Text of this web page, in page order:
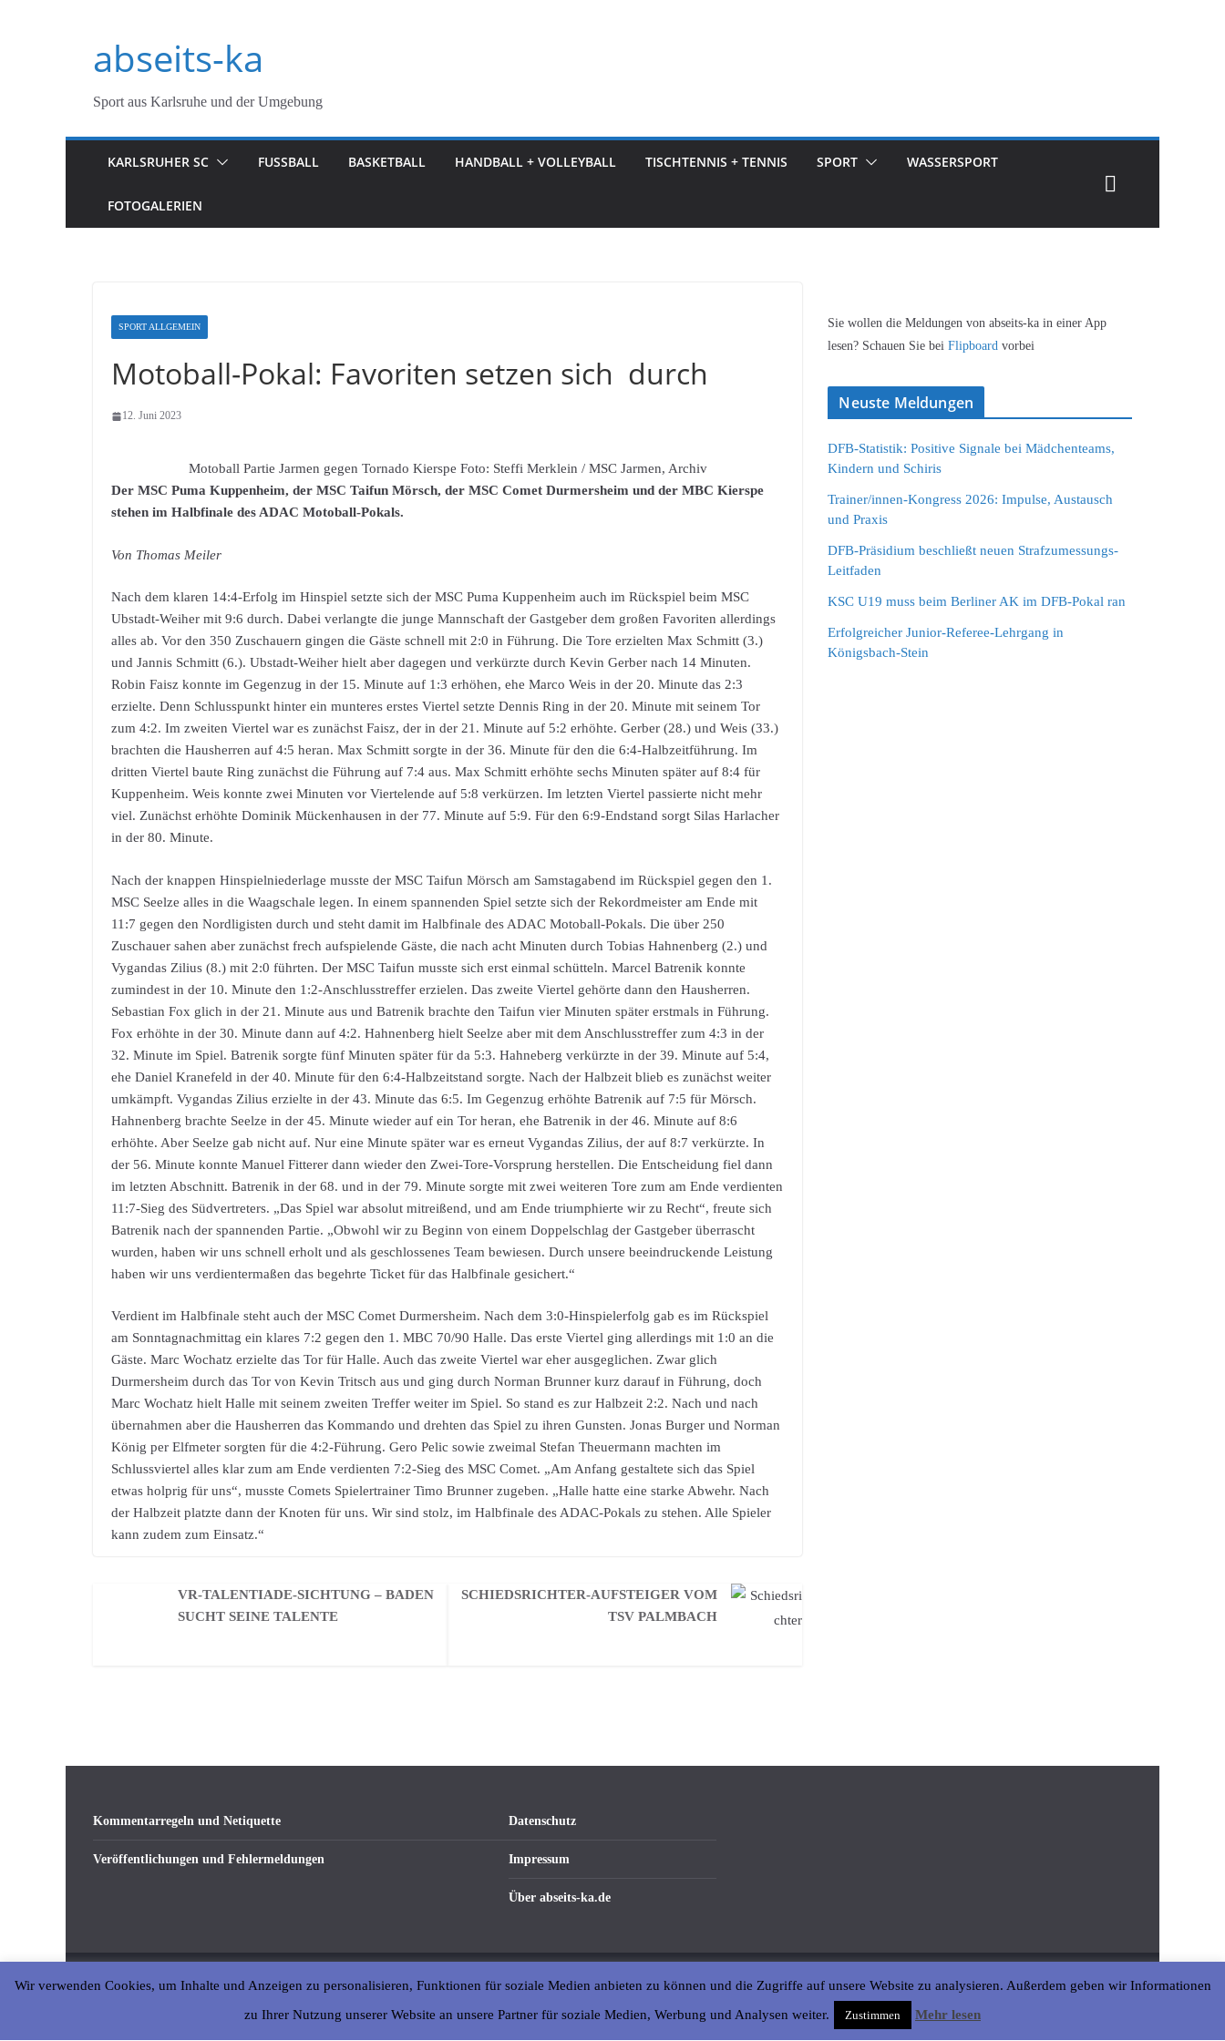
springenabseits-ka
Sport aus Karlsruhe und der Umgebung
KARLSRUHER SC FUSSBALL BASKETBALL HANDBALL + VOLLEYBALL TISCHTENNIS + TENNIS SPORT WASSERSPORT
FOTOGALERIEN
SPORT ALLGEMEIN
Motoball-Pokal: Favoriten setzen sich durch
12. Juni 2023
Motoball Partie Jarmen gegen Tornado Kierspe Foto: Steffi Merklein / MSC Jarmen, Archiv
Der MSC Puma Kuppenheim, der MSC Taifun Mörsch, der MSC Comet Durmersheim und der MBC Kierspe
stehen im Halbfinale des ADAC Motoball-Pokals.
Von Thomas Meiler
Nach dem klaren 14:4-Erfolg im Hinspiel setzte sich der MSC Puma Kuppenheim auch im Rückspiel beim MSC
Ubstadt-Weiher mit 9:6 durch. Dabei verlangte die junge Mannschaft der Gastgeber dem großen Favoriten allerdings
alles ab. Vor den 350 Zuschauern gingen die Gäste schnell mit 2:0 in Führung. Die Tore erzielten Max Schmitt (3.)
und Jannis Schmitt (6.). Ubstadt-Weiher hielt aber dagegen und verkürzte durch Kevin Gerber nach 14 Minuten.
Robin Faisz konnte im Gegenzug in der 15. Minute auf 1:3 erhöhen, ehe Marco Weis in der 20. Minute das 2:3
erzielte. Denn Schlusspunkt hinter ein munteres erstes Viertel setzte Dennis Ring in der 20. Minute mit seinem Tor
zum 4:2. Im zweiten Viertel war es zunächst Faisz, der in der 21. Minute auf 5:2 erhöhte. Gerber (28.) und Weis (33.)
brachten die Hausherren auf 4:5 heran. Max Schmitt sorgte in der 36. Minute für den die 6:4-Halbzeitführung. Im
dritten Viertel baute Ring zunächst die Führung auf 7:4 aus. Max Schmitt erhöhte sechs Minuten später auf 8:4 für
Kuppenheim. Weis konnte zwei Minuten vor Viertelende auf 5:8 verkürzen. Im letzten Viertel passierte nicht mehr
viel. Zunächst erhöhte Dominik Mückenhausen in der 77. Minute auf 5:9. Für den 6:9-Endstand sorgt Silas Harlacher
in der 80. Minute.
Nach der knappen Hinspielniederlage musste der MSC Taifun Mörsch am Samstagabend im Rückspiel gegen den 1.
MSC Seelze alles in die Waagschale legen. In einem spannenden Spiel setzte sich der Rekordmeister am Ende mit
11:7 gegen den Nordligisten durch und steht damit im Halbfinale des ADAC Motoball-Pokals. Die über 250
Zuschauer sahen aber zunächst frech aufspielende Gäste, die nach acht Minuten durch Tobias Hahnenberg (2.) und
Vygandas Zilius (8.) mit 2:0 führten. Der MSC Taifun musste sich erst einmal schütteln. Marcel Batrenik konnte
zumindest in der 10. Minute den 1:2-Anschlusstreffer erzielen. Das zweite Viertel gehörte dann den Hausherren.
Sebastian Fox glich in der 21. Minute aus und Batrenik brachte den Taifun vier Minuten später erstmals in Führung.
Fox erhöhte in der 30. Minute dann auf 4:2. Hahnenberg hielt Seelze aber mit dem Anschlusstreffer zum 4:3 in der
32. Minute im Spiel. Batrenik sorgte fünf Minuten später für da 5:3. Hahneberg verkürzte in der 39. Minute auf 5:4,
ehe Daniel Kranefeld in der 40. Minute für den 6:4-Halbzeitstand sorgte. Nach der Halbzeit blieb es zunächst weiter
umkämpft. Vygandas Zilius erzielte in der 43. Minute das 6:5. Im Gegenzug erhöhte Batrenik auf 7:5 für Mörsch.
Hahnenberg brachte Seelze in der 45. Minute wieder auf ein Tor heran, ehe Batrenik in der 46. Minute auf 8:6
erhöhte. Aber Seelze gab nicht auf. Nur eine Minute später war es erneut Vygandas Zilius, der auf 8:7 verkürzte. In
der 56. Minute konnte Manuel Fitterer dann wieder den Zwei-Tore-Vorsprung herstellen. Die Entscheidung fiel dann
im letzten Abschnitt. Batrenik in der 68. und in der 79. Minute sorgte mit zwei weiteren Tore zum am Ende verdienten
11:7-Sieg des Südvertreters. „Das Spiel war absolut mitreißend, und am Ende triumphierte wir zu Recht“, freute sich
Batrenik nach der spannenden Partie. „Obwohl wir zu Beginn von einem Doppelschlag der Gastgeber überrascht
wurden, haben wir uns schnell erholt und als geschlossenes Team bewiesen. Durch unsere beeindruckende Leistung
haben wir uns verdientermaßen das begehrte Ticket für das Halbfinale gesichert.“
Verdient im Halbfinale steht auch der MSC Comet Durmersheim. Nach dem 3:0-Hinspielerfolg gab es im Rückspiel
am Sonntagnachmittag ein klares 7:2 gegen den 1. MBC 70/90 Halle. Das erste Viertel ging allerdings mit 1:0 an die
Gäste. Marc Wochatz erzielte das Tor für Halle. Auch das zweite Viertel war eher ausgeglichen. Zwar glich
Durmersheim durch das Tor von Kevin Tritsch aus und ging durch Norman Brunner kurz darauf in Führung, doch
Marc Wochatz hielt Halle mit seinem zweiten Treffer weiter im Spiel. So stand es zur Halbzeit 2:2. Nach und nach
übernahmen aber die Hausherren das Kommando und drehten das Spiel zu ihren Gunsten. Jonas Burger und Norman
König per Elfmeter sorgten für die 4:2-Führung. Gero Pelic sowie zweimal Stefan Theuermann machten im
Schlussviertel alles klar zum am Ende verdienten 7:2-Sieg des MSC Comet. „Am Anfang gestaltete sich das Spiel
etwas holprig für uns“, musste Comets Spielertrainer Timo Brunner zugeben. „Halle hatte eine starke Abwehr. Nach
der Halbzeit platzte dann der Knoten für uns. Wir sind stolz, im Halbfinale des ADAC-Pokals zu stehen. Alle Spieler
kann zudem zum Einsatz.“
VR-TALENTIADE-SICHTUNG – BADEN
SUCHT SEINE TALENTE
SCHIEDSRICHTER-AUFSTEIGER VOM
TSV PALMBACH
Sie wollen die Meldungen von abseits-ka in einer App
lesen? Schauen Sie beiFlipboardvorbei
Neuste Meldungen
DFB-Statistik: Positive Signale bei Mädchenteams,
Kindern und Schiris
Trainer/innen-Kongress 2026: Impulse, Austausch
und Praxis
DFB-Präsidium beschließt neuen Strafzumessungs-
Leitfaden
KSC U19 muss beim Berliner AK im DFB-Pokal ran
Erfolgreicher Junior-Referee-Lehrgang in
Königsbach-Stein
Kommentarregeln und Netiquette
Veröffentlichungen und Fehlermeldungen
Datenschutz
Impressum
Über abseits-ka.de
Copyright © 2026abseits-ka. All rights reserved.
Wir verwenden Cookies, um Inhalte und Anzeigen zu personalisieren, Funktionen für soziale Medien anbieten zu können und die Zugriffe auf unsere Website zu analysieren. Außerdem geben wir Informationen
zu Ihrer Nutzung unserer Website an unsere Partner für soziale Medien, Werbung und Analysen weiter.
Zustimmen Mehr lesen